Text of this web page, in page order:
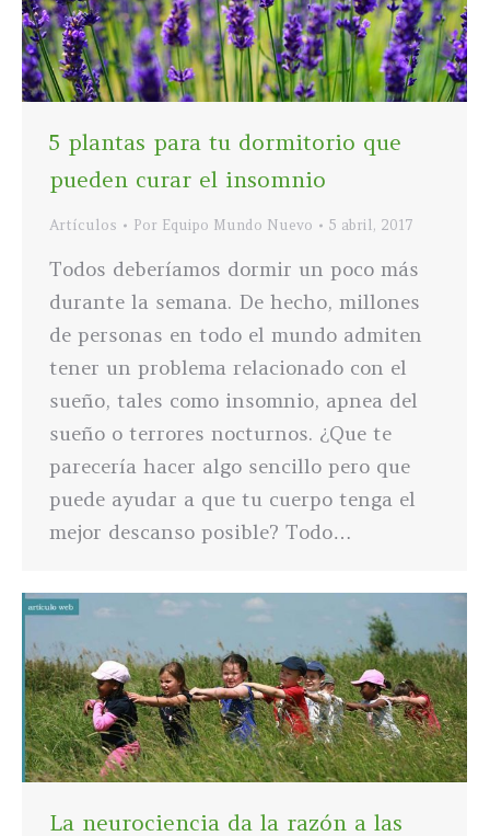
5 plantas para tu dormitorio que
pueden curar el insomnio
Artículos Por Equipo Mundo Nuevo 5 abril, 2017
Todos deberíamos dormir un poco más
durante la semana. De hecho, millones
de personas en todo el mundo admiten
tener un problema relacionado con el
sueño, tales como insomnio, apnea del
sueño o terrores nocturnos. ¿Que te
parecería hacer algo sencillo pero que
puede ayudar a que tu cuerpo tenga el
mejor descanso posible? Todo…
La neurociencia da la razón a las